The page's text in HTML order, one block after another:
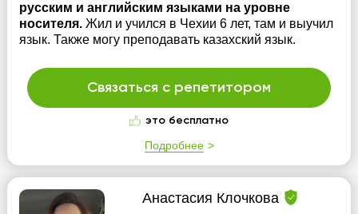
русским и английским языками на уровне
носителя. Жил и учился в Чехии 6 лет, там и выучил
язык. Также могу преподавать казахский язык.
Связаться с репетитором
это бесплатно
Подробнее
Анастасия Клочкова